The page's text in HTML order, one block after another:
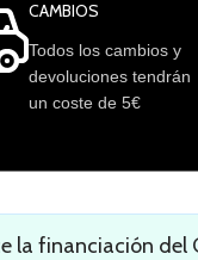
CAMBIOS
Todos los cambios y
devoluciones tendrán
un coste de 5€
la financiación del